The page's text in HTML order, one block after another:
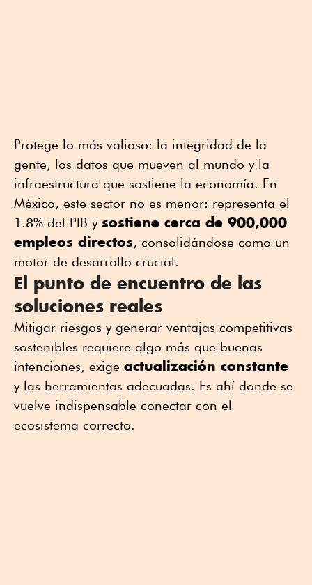
Protege lo más valioso: la integridad de la
gente, los datos que mueven al mundo y la
infraestructura que sostiene la economía. En
México, este sector no es menor: representa el
1.8% del PIB y sostiene cerca de 900,000
empleos directos, consolidándose como un
motor de desarrollo crucial.
El punto de encuentro de las
soluciones reales
Mitigar riesgos y generar ventajas competitivas
sostenibles requiere algo más que buenas
intenciones, exige actualización constante
y las herramientas adecuadas. Es ahí donde se
vuelve indispensable conectar con el
ecosistema correcto.